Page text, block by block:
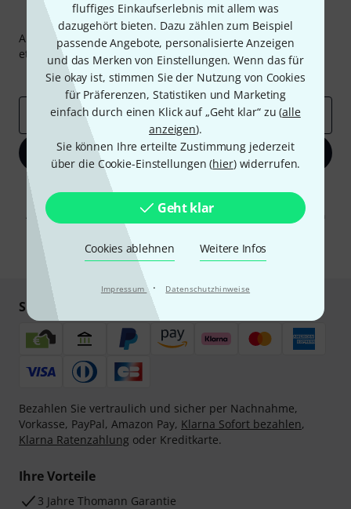
fluffiges Einkaufserlebnis mit allem was
dazugehört bieten. Dazu zählen zum Beispiel
passende Angebote, personalisierte Anzeigen
und das Merken von Einstellungen. Wenn das für
Sie okay ist, stimmen Sie der Nutzung von Cookies
für Präferenzen, Statistiken und Marketing
einfach durch einen Klick auf „Geht klar“ zu (alle
anzeigen).
Sie können Ihre erteilte Zustimmung jederzeit
über die Cookie-Einstellungen (hier) widerrufen.
Geht klar
Cookies ablehnen Weitere Infos
Impressum · Datenschutzhinweise
Thomann Newsletter
Abonniere den Thomann Newsletter und gewinne mit
etwas Glück einen von
50 Gutscheinen über jeweils50€
Inspirierende Beiträge
Deals Thomann Insights
E-Mail-Adresse*
Jetzt anmelden
Mit Klick auf „Jetzt anmelden“ stimmen Sie dem Erhalt von E-Mail-
Werbung und einer Messung des E-Mail-Nutzungsverhaltens zu. Die
Abmeldung ist jederzeit möglich. Weitere Informationen finden Sie in
unserenDatenschutzhinweisen.
* Pflichtfeld
Sicher einkaufen & bezahlen
Bezahlen Sie vertraulich und sicher per Nachnahme,
Vorkasse, PayPal, Amazon Pay, Klarna Sofort bezahlen,
Klarna Ratenzahlung oder Kreditkarte.
Ihre Vorteile
3 Jahre Thomann Garantie